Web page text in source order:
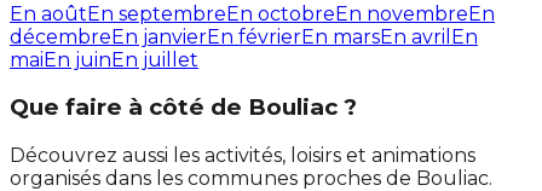
En aoûtEn septembreEn octobreEn novembreEn
décembreEn janvierEn févrierEn marsEn avril En
maiEn juinEn juillet
Que faire à côté de Bouliac ?
Découvrez aussi les activités, loisirs et animations
organisés dans les communes proches de Bouliac.